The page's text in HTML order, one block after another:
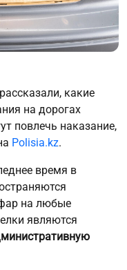
какие
на дорогах
повлечь наказание,
Polisia.kz.
время в
на любые
являются